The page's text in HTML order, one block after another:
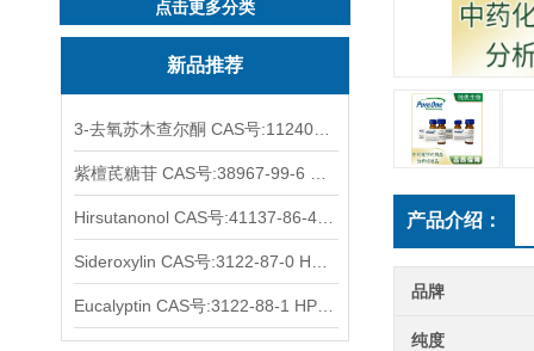
点击更多分类
新品推荐
产品介绍：
品牌
纯度